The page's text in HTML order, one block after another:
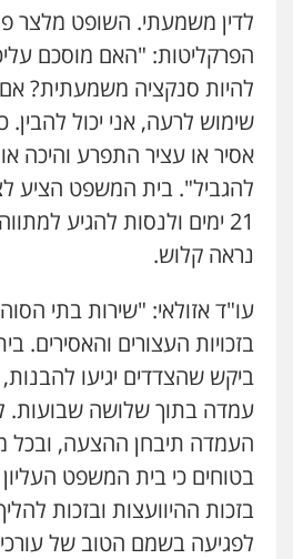
לדין משמעתי. השופט מלצר
הפרקליטות: "האם מוסכם
להיות סנקציה משמעתית?
שימוש לרעה, אני יכול
אסיר או עציר התפרע והיכה
להגביל". בית המשפט הציע
21 ימים ולנסות להגיע
נראה קלוש.
עו"ד אזולאי: "שירות בתי
בזכויות העצורים והאסירים.
ביקש שהצדדים יגיעו
עמדה בתוך שלושה שבועות.
העמדה תיבחן ההצעה, ובכל
בטוחים כי בית המשפט
בזכות ההיוועצות ובזכות להליך
לפגיעה בשמם הטוב של עורכי